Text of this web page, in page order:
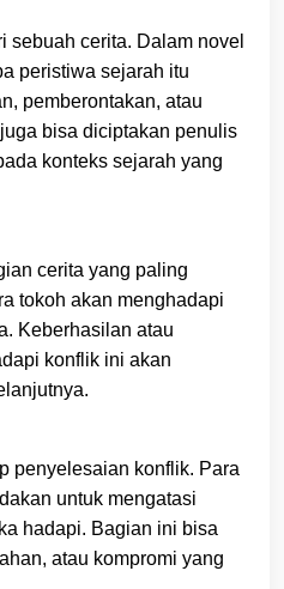
sebuah cerita. Dalam novel
peristiwa sejarah itu
pemberontakan, atau
bisa diciptakan penulis
konteks sejarah yang
cerita yang paling
tokoh akan menghadapi
Keberhasilan atau
konflik ini akan
penyelesaian konflik. Para
untuk mengatasi
hadapi. Bagian ini bisa
atau kompromi yang